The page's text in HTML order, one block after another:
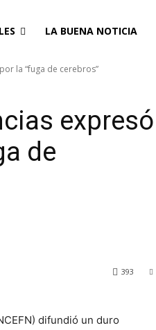
LA BUENA NOTICIA
la “fuga de cerebros”
expresó
de
393
difundió un duro